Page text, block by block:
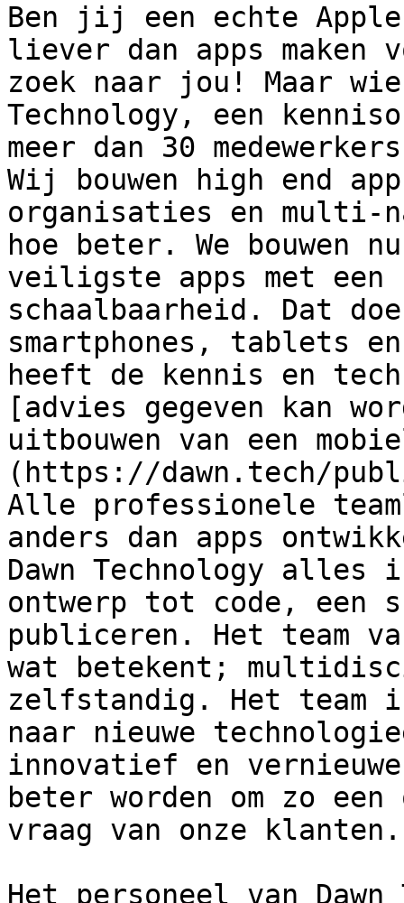
Ben jij een echte
liever dan apps maken
zoek naar jou! Maar
Technology, een
meer dan 30
Wij bouwen high end
organisaties en multi-
hoe beter. We bouwen
veiligste apps met een
schaalbaarheid. Dat
smartphones, tablets en
heeft de kennis en
[advies gegeven kan
uitbouwen van een
(https://dawn.tech/
Alle professionele
anders dan apps
Dawn Technology
ontwerp tot code, een
publiceren. Het team
wat betekent;
zelfstandig. Het team
naar nieuwe
innovatief en
beter worden om zo
vraag van onze klanten.
Het personeel van Dawn